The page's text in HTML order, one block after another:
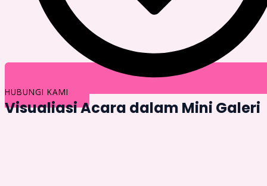
HUBUNGI KAMI
Visualiasi Acara dalam Mini Galeri